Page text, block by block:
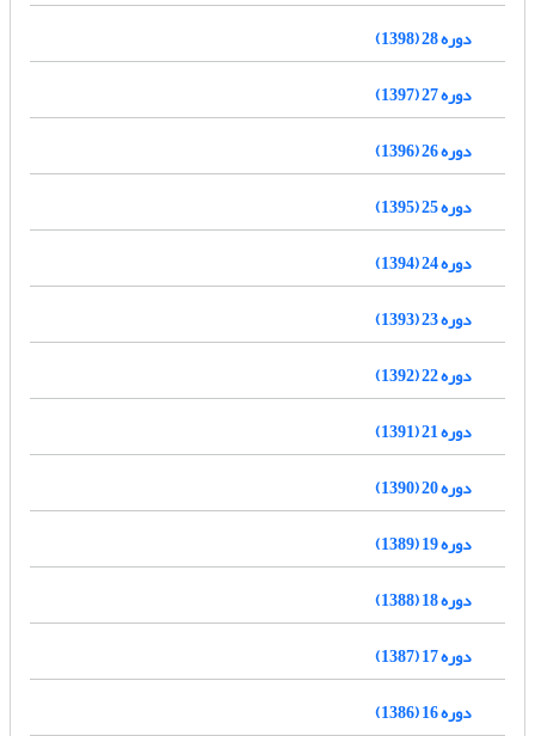
دوره 28 (1398)
دوره 27 (1397)
دوره 26 (1396)
دوره 25 (1395)
دوره 24 (1394)
دوره 23 (1393)
دوره 22 (1392)
دوره 21 (1391)
دوره 20 (1390)
دوره 19 (1389)
دوره 18 (1388)
دوره 17 (1387)
دوره 16 (1386)